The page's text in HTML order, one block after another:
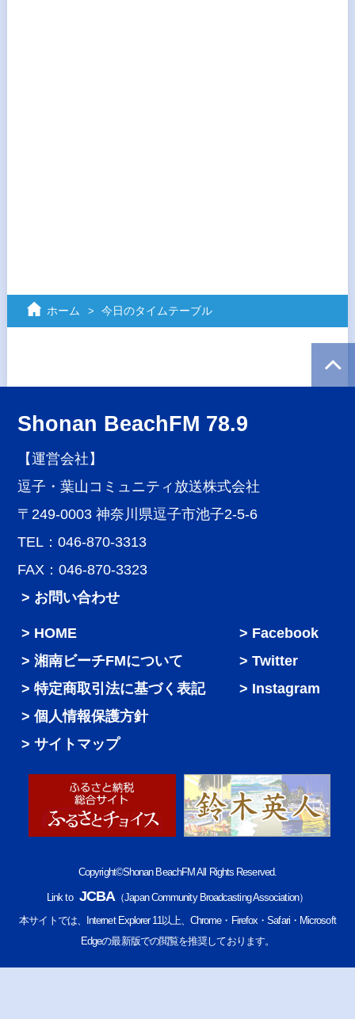
ホーム 今日のタイムテーブル
Shonan BeachFM 78.9
【運営会社】
逗子・葉山コミュニティ放送株式会社
〒249-0003 神奈川県逗子市池子2-5-6
TEL：046-870-3313
FAX：046-870-3323
> お問い合わせ
HOME
湘南ビーチFMについて
特定商取引法に基づく表記
個人情報保護方針
サイトマップ
Facebook
Twitter
Instagram
Copyright©Shonan BeachFM All Rights Reserved.
Link to JCBA（Japan Community Broadcasting Association）
本サイトでは、Internet Explorer 11以上、Chrome・Firefox・Safari・Microsoft
Edgeの最新版での閲覧を推奨しております。